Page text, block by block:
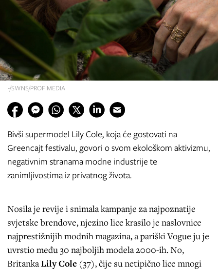
-/SWNS/PROFIMEDIA
Bivši supermodel Lily Cole, koja će gostovati na
Greencajt festivalu, govori o svom ekološkom aktivizmu,
negativnim stranama modne industrije te
zanimljivostima iz privatnog života.
Nosila je revije i snimala kampanje za najpoznatije
svjetske brendove, njezino lice krasilo je naslovnice
najprestižnijih modnih magazina, a pariški Vogue ju je
uvrstio među 30 najboljih modela 2000-ih. No,
BritankaLily Cole (37), čije su netipično lice mnogi